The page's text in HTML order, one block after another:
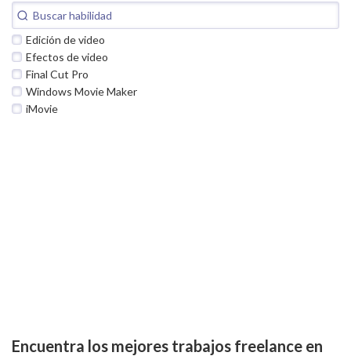
Edición de video
Efectos de video
Final Cut Pro
Windows Movie Maker
iMovie
Encuentra los mejores trabajos freelance en